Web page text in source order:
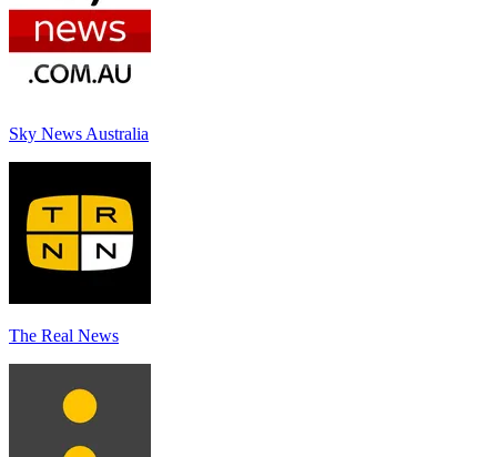
Sky News Australia
The Real News